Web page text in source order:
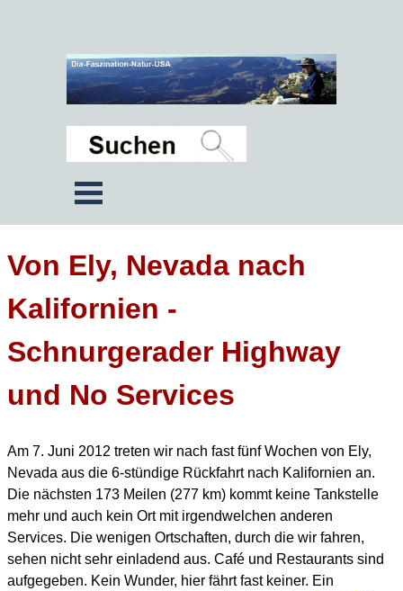
Von Ely, Nevada nach
Kalifornien -
Schnurgerader Highway
und No Services
Am 7. Juni 2012 treten wir nach fast fünf Wochen von Ely,
Nevada aus die 6-stündige Rückfahrt nach Kalifornien an.
Die nächsten 173 Meilen (277 km) kommt keine Tankstelle
mehr und auch kein Ort mit irgendwelchen anderen
Services. Die wenigen Ortschaften, durch die wir fahren,
sehen nicht sehr einladend aus. Café und Restaurants sind
aufgegeben. Kein Wunder, hier fährt fast keiner. Ein